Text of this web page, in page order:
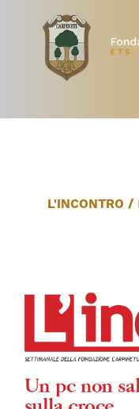
L'INCONTRO /